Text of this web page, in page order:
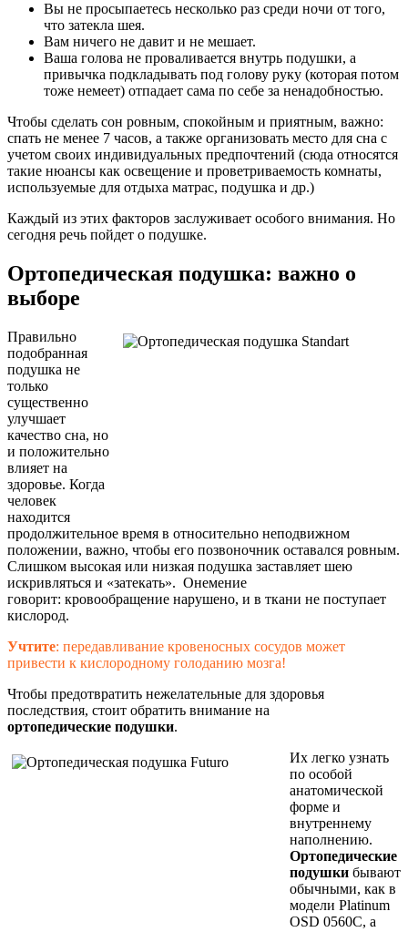
Вы не просыпаетесь несколько раз среди ночи от того,
что затекла шея.
Вам ничего не давит и не мешает.
Ваша голова не проваливается внутрь подушки, а
привычка подкладывать под голову руку (которая потом
тоже немеет) отпадает сама по себе за ненадобностью.
Чтобы сделать сон ровным, спокойным и приятным, важно:
спать не менее 7 часов, а также организовать место для сна с
учетом своих индивидуальных предпочтений (сюда относятся
такие нюансы как освещение и проветриваемость комнаты,
используемые для отдыха матрас, подушка и др.)
Каждый из этих факторов заслуживает особого внимания. Но
сегодня речь пойдет о подушке.
Ортопедическая подушка: важно о
выборе
Правильно
подобранная
подушка не
только
существенно
улучшает
качество сна, но
и положительно
влияет на
здоровье. Когда
человек
находится
продолжительное время в относительно неподвижном
положении, важно, чтобы его позвоночник оставался ровным.
Слишком высокая или низкая подушка заставляет шею
искривляться и «затекать». Онемение
говорит: кровообращение нарушено, и в ткани не поступает
кислород.
Учтите: передавливание кровеносных сосудов может
привести к кислородному голоданию мозга!
Чтобы предотвратить нежелательные для здоровья
последствия, стоит обратить внимание на
ортопедические подушки.
Их легко узнать
по особой
анатомической
форме и
внутреннему
наполнению.
Ортопедические
подушки бывают
обычными, как в
модели Platinum
OSD 0560C, а